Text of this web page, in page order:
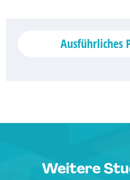
Ausführliches
Weitere